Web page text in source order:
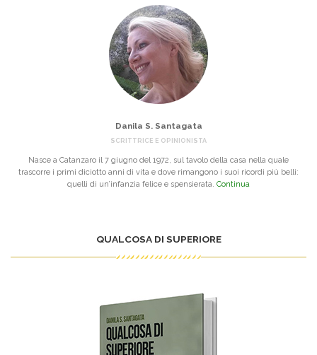
Danila S. Santagata
SCRITTRICE E OPINIONISTA
Nasce a Catanzaro il 7 giugno del 1972, sul tavolo della casa nella quale
trascorre i primi diciotto anni di vita e dove rimangono i suoi ricordi più belli:
quelli di un’infanzia felice e spensierata. Continua
QUALCOSA DI SUPERIORE